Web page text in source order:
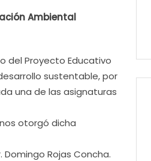
Ambiental
del Proyecto Educativo
sustentable, por
una de las asignaturas
otorgó dicha
Rojas Concha.